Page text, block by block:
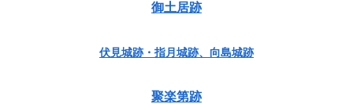
御土居跡
伏見城跡・指月城跡、向島城跡
聚楽第跡